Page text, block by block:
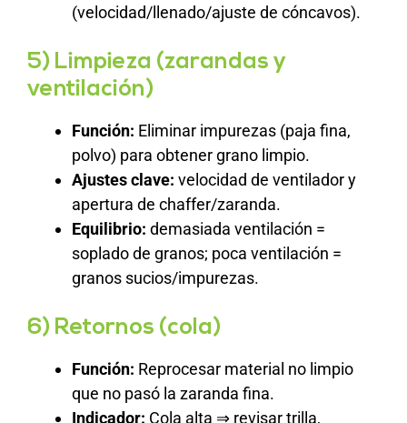
(velocidad/llenado/ajuste de cóncavos).
5) Limpieza (zarandas y
ventilación)
Función: Eliminar impurezas (paja fina,
polvo) para obtener grano limpio.
Ajustes clave: velocidad de ventilador y
apertura de chaffer/zaranda.
Equilibrio: demasiada ventilación =
soplado de granos; poca ventilación =
granos sucios/impurezas.
6) Retornos (cola)
Función: Reprocesar material no limpio
que no pasó la zaranda fina.
Indicador: Cola alta ⇒ revisar trilla,